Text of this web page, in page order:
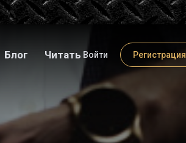
Блог Читать Войти Регистрация